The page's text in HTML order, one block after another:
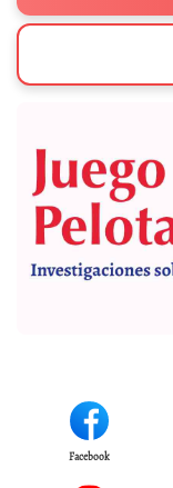
Facebook